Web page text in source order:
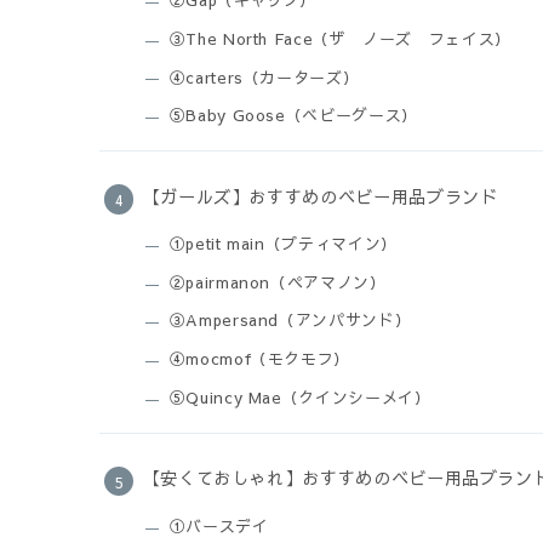
③The North Face（ザ ノーズ フェイス）
④carters（カーターズ）
⑤Baby Goose（ベビーグース）
【ガールズ】おすすめのベビー用品ブランド
①petit main（プティマイン）
②pairmanon（ペアマノン）
③Ampersand（アンパサンド）
④mocmof（モクモフ）
⑤Quincy Mae（クインシーメイ）
【安くておしゃれ】おすすめのベビー用品ブラン
①バースデイ